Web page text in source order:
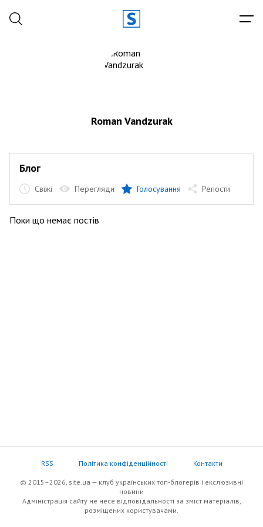
Roman Vandzurak
Блог
Свіжі Перегляди Голосування Репости
Поки що немає постів
RSS Політика конфіденційності Контакти
© 2015–2026, site.ua — клуб українських топ-блогерів i екслюзивнi
новини
Адміністрація сайту не несе відповідальності за зміст матеріалів,
розміщених користувачами.